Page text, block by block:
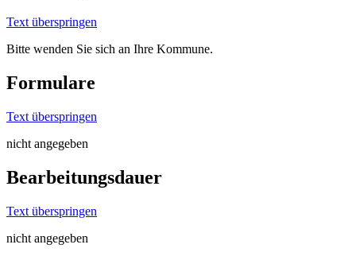
Text überspringen
Bitte wenden Sie sich an Ihre Kommune.
Formulare
Text überspringen
nicht angegeben
Bearbeitungsdauer
Text überspringen
nicht angegeben